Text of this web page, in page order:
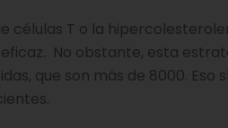
células T o la
No obstante, esta
que son más de 8000. Eso